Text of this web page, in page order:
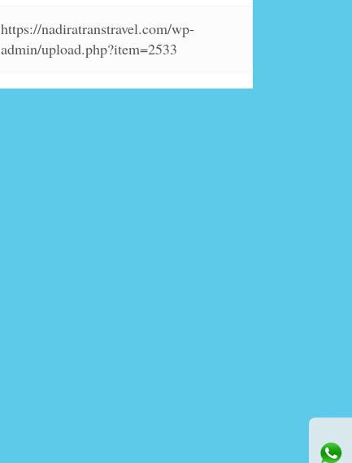
https://nadiratranstravel.com/wp-
admin/upload.php?item=2533